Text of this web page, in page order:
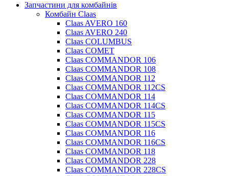
Запчастини для комбайнів
Комбайн Claas
Claas AVERO 160
Claas AVERO 240
Claas COLUMBUS
Claas COMET
Claas COMMANDOR 106
Claas COMMANDOR 108
Claas COMMANDOR 112
Claas COMMANDOR 112CS
Claas COMMANDOR 114
Claas COMMANDOR 114CS
Claas COMMANDOR 115
Claas COMMANDOR 115CS
Claas COMMANDOR 116
Claas COMMANDOR 116CS
Claas COMMANDOR 118
Claas COMMANDOR 228
Claas COMMANDOR 228CS